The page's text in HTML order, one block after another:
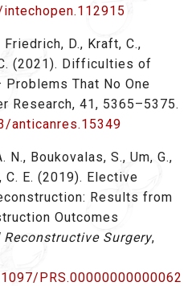
D., Kraft, C.,
(2021). Difficulties of
That No One
Research, 41, 5365–5375.
anticanres.15349
N., Boukovalas, S., Um, G.,
C. E. (2019). Elective
Results from
Outcomes
Surgery,
PRS.00000000000062